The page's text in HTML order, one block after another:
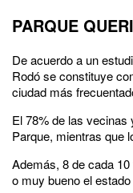
PARQUE
De acuerdo a un
Rodó se constituye
ciudad más
El 78% de las
Parque, mientras que
Además, 8 de cada
o muy bueno el